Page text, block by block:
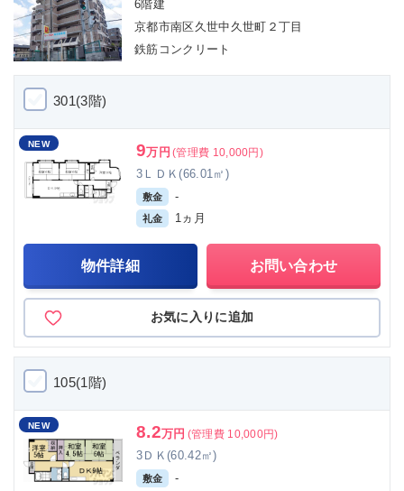
6階建
京都市南区久世中久世町２丁目
鉄筋コンクリート
301(3階)
NEW 9万円 (管理費 10,000円)
3ＬＤＫ(66.01㎡)
敷金 -
礼金 1ヵ月
物件詳細 お問い合わせ
お気に入りに追加
105(1階)
NEW 8.2万円 (管理費 10,000円)
3ＤＫ(60.42㎡)
敷金 -